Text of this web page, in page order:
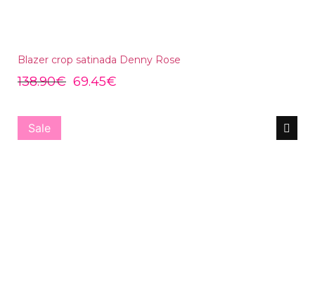
Blazer crop satinada Denny Rose
138.90€ 69.45€
Sale